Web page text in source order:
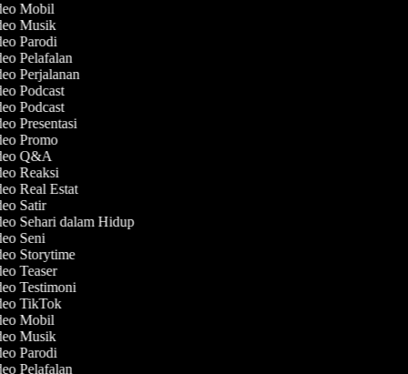
Mobil
Musik
Parodi
Pelafalan
Perjalanan
Podcast
Podcast
Presentasi
Promo
Q&A
Reaksi
Real Estat
Satir
Sehari dalam Hidup
Seni
Storytime
Teaser
Testimoni
TikTok
Mobil
Musik
Parodi
Pelafalan